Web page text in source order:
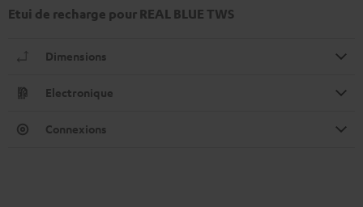
Etui de recharge pour REAL BLUE TWS
Dimensions
Electronique
Connexions